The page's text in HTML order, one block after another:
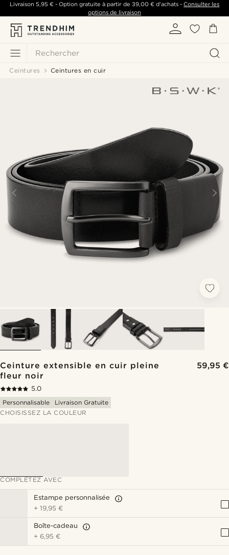
Rechercher
Livraison 5,95 €- Option gratuite à partir de 39,00 €d'achats -Consulter les
options de livraison
Ceintures Ceintures en cuir
Ceinture extensible en cuir pleine
fleur noir
59,95 €
5.0
Personnalisable
Livraison Gratuite
CHOISISSEZ LA COULEUR
COMPLÉTEZ AVEC
Estampe personnalisée
+19,95 €
Boîte-cadeau
+6,95 €